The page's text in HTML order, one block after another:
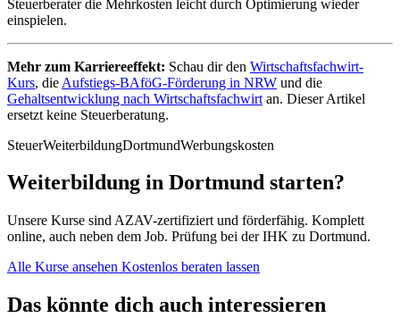
Steuerberater die Mehrkosten leicht durch Optimierung wieder
einspielen.
Mehr zum Karriereeffekt: Schau dir den Wirtschaftsfachwirt-
Kurs, die Aufstiegs-BAföG-Förderung in NRW und die
Gehaltsentwicklung nach Wirtschaftsfachwirt an. Dieser Artikel
ersetzt keine Steuerberatung.
SteuerWeiterbildungDortmundWerbungskosten
Weiterbildung in Dortmund starten?
Unsere Kurse sind AZAV-zertifiziert und förderfähig. Komplett
online, auch neben dem Job. Prüfung bei der IHK zu Dortmund.
Alle Kurse ansehen Kostenlos beraten lassen
Das könnte dich auch interessieren